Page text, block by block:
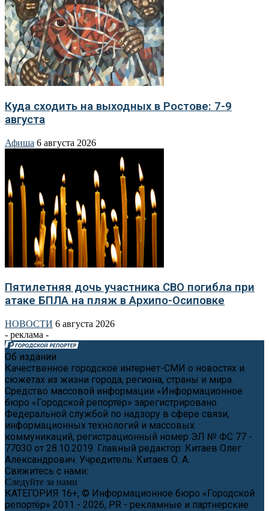
Куда сходить на выходных в Ростове: 7-9
августа
Афиша 6 августа 2026
Пятилетняя дочь участника СВО погибла при
атаке БПЛА на пляж в Архипо-Осиповке
НОВОСТИ 6 августа 2026
- реклама -
Об издании
Качественное городское интернет-СМИ о новостях и
сюжетах из жизни города, региона, страны и мира.
Средство массовой информации «Информационное
бюро «Городской репортёр» зарегистрировано
Федеральной службой по надзору в сфере связи,
информационных технологий и массовых
коммуникаций, регистрационный номер ЭЛ № ФС 77 -
77030 от 28.10.2019. Главный редактор: Китаев Олег
Александрович. Учредитель: Китаев О. А.
Свяжитесь с нами:
Следуйте за нами
КАТЕГОРИЯ 16+, © Информационное бюро «Городской
репортёр» 2011 - 2026, PR - рекламные и партнерские